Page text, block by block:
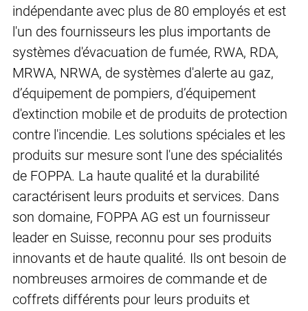
indépendante avec plus de 80 employés et est
l'un des fournisseurs les plus importants de
systèmes d'évacuation de fumée, RWA, RDA,
MRWA, NRWA, de systèmes d'alerte au gaz,
d’équipement de pompiers, d’équipement
d'extinction mobile et de produits de protection
contre l'incendie. Les solutions spéciales et les
produits sur mesure sont l'une des spécialités
de FOPPA. La haute qualité et la durabilité
caractérisent leurs produits et services. Dans
son domaine, FOPPA AG est un fournisseur
leader en Suisse, reconnu pour ses produits
innovants et de haute qualité. Ils ont besoin de
nombreuses armoires de commande et de
coffrets différents pour leurs produits et